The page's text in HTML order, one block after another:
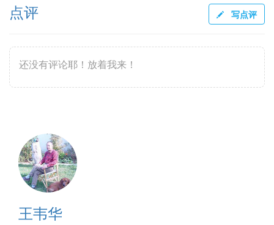
点评 写点评
还没有评论耶！放着我来！
王韦华